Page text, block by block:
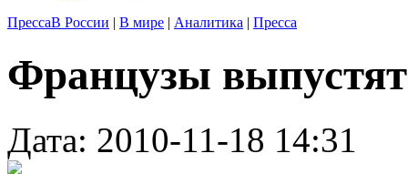
ПрессаВ России | В мире | Аналитика | Пресса
Французы выпустят
Дата: 2010-11-18 14:31